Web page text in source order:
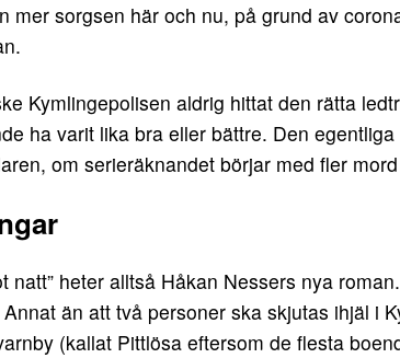
mer sorgsen här och nu, på grund av
Kymlingepolisen aldrig hittat den rätta
ha varit lika bra eller bättre. Den
om serieräknandet börjar med fler
natt” heter alltså Håkan Nessers nya
än att två personer ska skjutas ihjäl i
(kallat Pittlösa eftersom de flesta